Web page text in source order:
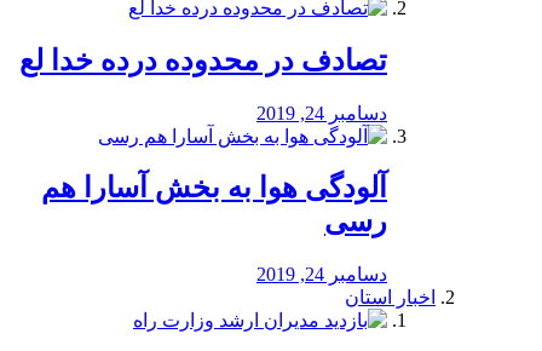
تصادف در محدوده درده خدا لع
دسامبر 24, 2019
آلودگی هوا به بخش آسارا هم
رسی
دسامبر 24, 2019
اخبار استان